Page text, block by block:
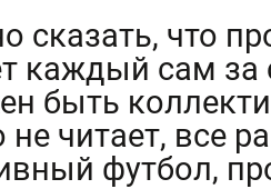
сказать, что
каждый сам за
быть
не читает, все
футбол,